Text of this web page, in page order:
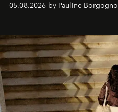
05.08.2026 by Pauline Borgogno